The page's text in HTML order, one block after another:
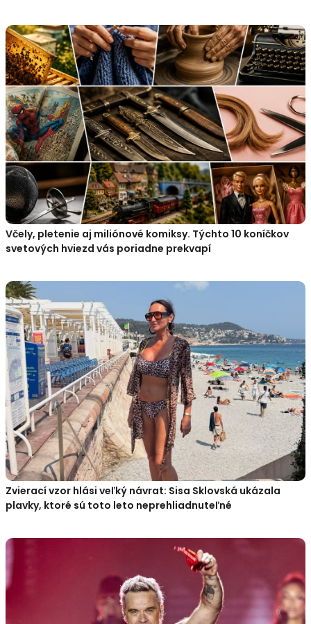
Včely, pletenie aj miliónové komiksy. Týchto 10 koníčkov
svetových hviezd vás poriadne prekvapí
Zvierací vzor hlási veľký návrat: Sisa Sklovská ukázala
plavky, ktoré sú toto leto neprehliadnuteľné